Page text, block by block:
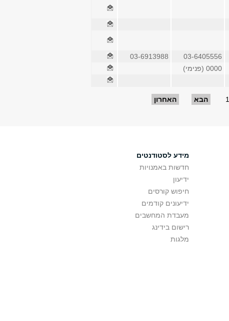
03-6405556
03-6913988
0000 (פנימי)
הבא האחרון
מידע לסטודנטים
חדשות באמנויות
ידיעון
חיפוש קורסים
ידיעונים קודמים
מעבדת המחשבים
רישום בידינג
מלגות